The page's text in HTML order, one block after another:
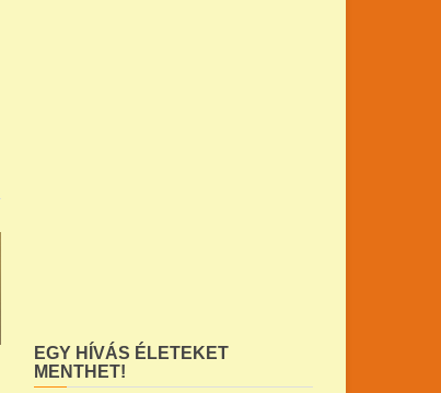
EGY HÍVÁS ÉLETEKET
MENTHET!